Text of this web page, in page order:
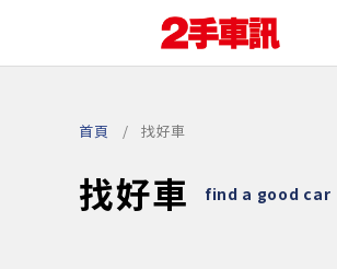
首頁 找好車
找好車 find a good car